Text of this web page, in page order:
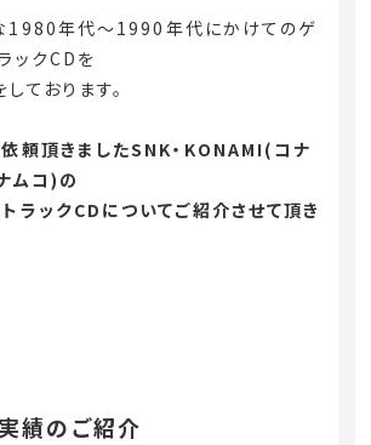
1980年代～1990年代にかけてのゲ
ックCDを
ております。
頼頂きましたSNK・KONAMI(コナ
ムコ)の
ラックCDについてご紹介させて頂き
績のご紹介